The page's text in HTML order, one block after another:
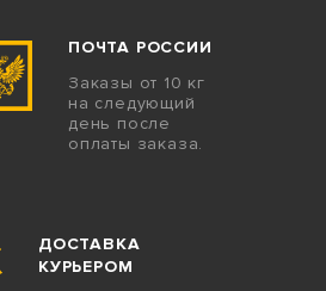
ПОЧТА РОССИИ
Заказы от 10 кг
на следующий
день после
оплаты заказа.
ДОСТАВКА
КУРЬЕРОМ